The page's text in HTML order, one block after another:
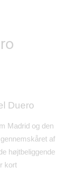
Duero
Madrid og den
året af
højtbeliggende
kort